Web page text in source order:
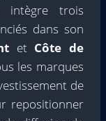
intègre trois
dans son
etCôte de
les marques
de
repositionner